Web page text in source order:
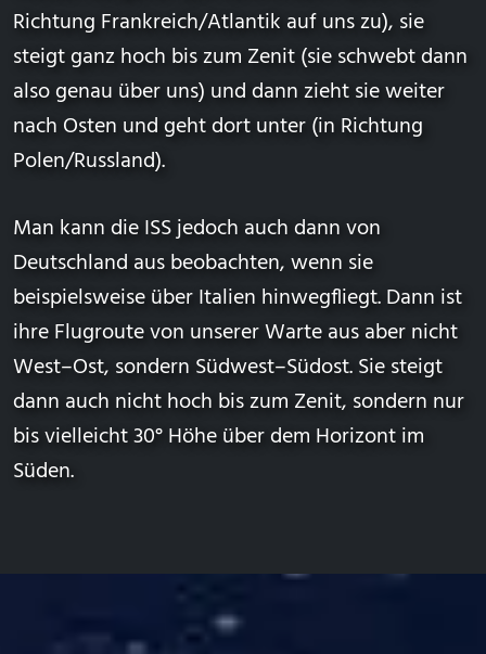
Richtung Frankreich/Atlantik auf uns zu), sie
steigt ganz hoch bis zum Zenit (sie schwebt dann
also genau über uns) und dann zieht sie weiter
nach Osten und geht dort unter (in Richtung
Polen/Russland).
Man kann die ISS jedoch auch dann von
Deutschland aus beobachten, wenn sie
beispielsweise über Italien hinwegfliegt. Dann ist
ihre Flugroute von unserer Warte aus aber nicht
West–Ost, sondern Südwest–Südost. Sie steigt
dann auch nicht hoch bis zum Zenit, sondern nur
bis vielleicht 30°Höhe über dem Horizontim
Süden.